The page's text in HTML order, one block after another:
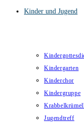
Kinder und Jugend
Kindergarten
Kinderchor
Kindergruppe
Jugendtreff